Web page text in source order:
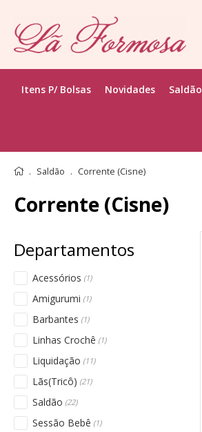
Itens P/ Bolsas Novidades Saldão
Saldão Corrente (Cisne)
Corrente (Cisne)
Acessórios (1)
Amigurumi (1)
Barbantes (1)
Linhas Crochê (1)
Liquidação (11)
Lãs(Tricô) (21)
Saldão (22)
Sessão Bebê (1)